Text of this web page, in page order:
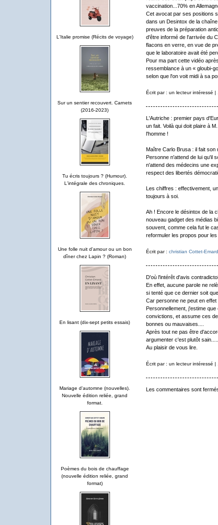
L'Italie promise (Récits de voyage)
Sur un sentier recouvert. Carnets
(2016-2023)
Tu écris toujours ? (Humour).
L'intégrale des chroniques.
Une folle nuit d'amour ou un bon
dîner chez Lapin ? (Roman)
En lisant (dix-sept petits essais)
Mariage d'automne (nouvelles).
Nouvelle édition reliée, grand
format.
Poèmes du bois de chauffage
(nouvelle édition reliée, grand
format)
vaccination...70% en
Cet avocat par ses positions
dans un Desintox de la
preuves de la préparation
d'être informé de l'arrivée du
flacons en verre, en vue de
que le laboratoire avait été
Pour ma part cette vidéo
ressemblance à un « gloubi-
selon que l'on voit midi à sa
Écrit par : un lecteur intéressé |
L'Autriche : premier pays
un fait. Voilà qui doit plaire à
l'homme !
Maître Carlo Brusa : il fait
Personne n'attend de lui qu'il
n'attend des médecins une
respect des libertés
Les chiffres : effectivement,
toujours à soi.
Ah ! Encore le désintox de la
nouveau gadget des médias
souvent, comme cela fut le
reformuler les propos pour
Écrit par : christian Cottet-Emard
D'où l'intérêt d'avis
En effet, aucune parole ne
si tenté que ce dernier soit
Car personne ne peut en effet
Personnellement, j'estime
convictions, et assume ces
bonnes ou mauvaises....
Après tout ne pas être
argumenter c'est plutôt
Au plaisir de vous lire.
Écrit par : un lecteur intéressé |
Les commentaires sont